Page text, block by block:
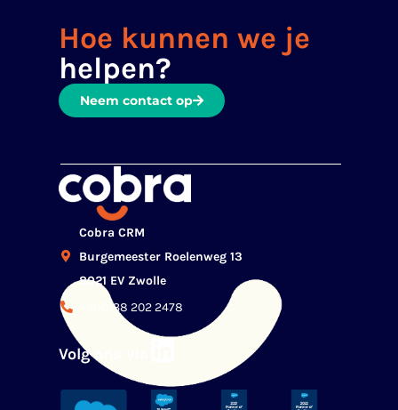
Hoe kunnen we je
helpen?
Neem contact op
Cobra CRM
Burgemeester Roelenweg 13
8021 EV Zwolle
+31(0)38 202 2478
Volg ons via